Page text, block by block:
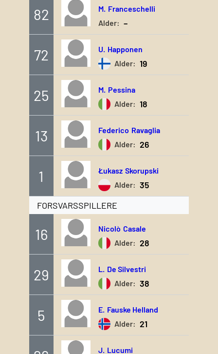
82 M. Franceschelli
Alder: –
72 U. Happonen
Alder: 19
25 M. Pessina
Alder: 18
13 Federico Ravaglia
Alder: 26
1 Łukasz Skorupski
Alder: 35
FORSVARSSPILLERE
16 Nicolò Casale
Alder: 28
29 L. De Silvestri
Alder: 38
5 E. Fauske Helland
Alder: 21
J. Lucumi